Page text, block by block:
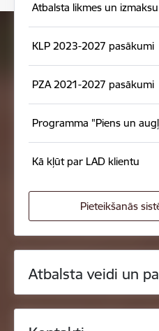
Atbalsta likmes un
KLP 2023-2027 pasākumi
PZA 2021-2027 pasākumi
Programma "Piens un
Kā kļūt par LAD klientu
Pieteikšanās
Atbalsta veidi un